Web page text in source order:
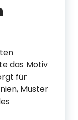
das Motiv
für
Muster